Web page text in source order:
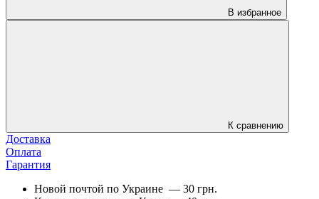
В избранное
К сравнению
Доставка
Оплата
Гарантия
Новой почтой по Украине — 30 грн.